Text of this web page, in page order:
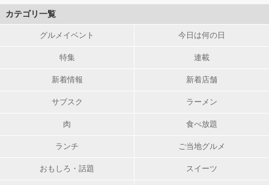
カテゴリ一覧
グルメイベント 今日は何の日
特集 連載
新着情報 新着店舗
サブスク ラーメン
肉 食べ放題
ランチ ご当地グルメ
おもしろ・話題 スイーツ